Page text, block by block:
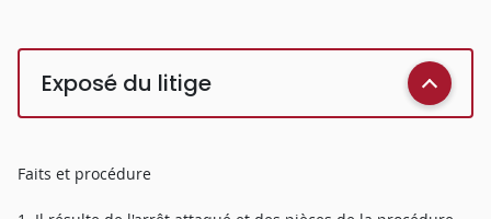
Exposé du litige
Faits et procédure